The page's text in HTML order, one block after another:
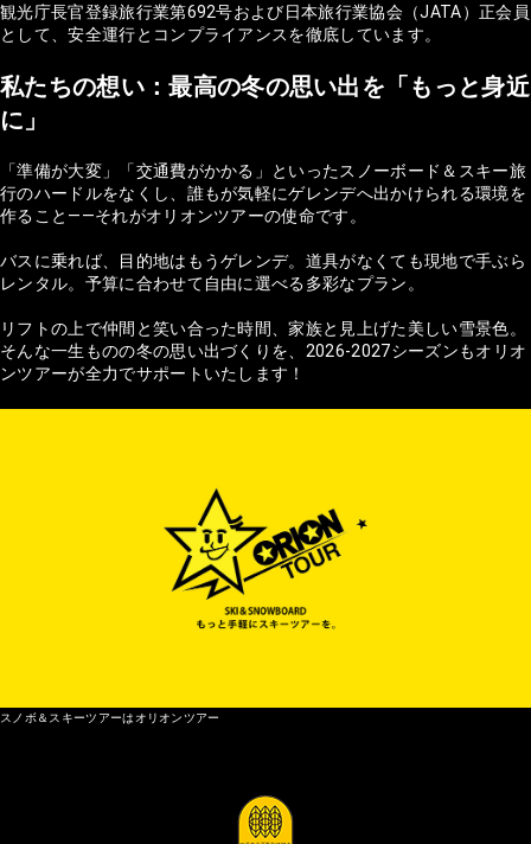
観光庁長官登録旅行業第692号および日本旅行業協会（JATA）正会員
として、安全運行とコンプライアンスを徹底しています。
私たちの想い：最高の冬の思い出を「もっと身近
に」
「準備が大変」「交通費がかかる」といったスノーボード＆スキー旅
行のハードルをなくし、誰もが気軽にゲレンデへ出かけられる環境を
作ること——それがオリオンツアーの使命です。
バスに乗れば、目的地はもうゲレンデ。道具がなくても現地で手ぶら
レンタル。予算に合わせて自由に選べる多彩なプラン。
リフトの上で仲間と笑い合った時間、家族と見上げた美しい雪景色。
そんな一生ものの冬の思い出づくりを、2026-2027シーズンもオリオ
ンツアーが全力でサポートいたします！
スノボ＆スキーツアーはオリオンツアー